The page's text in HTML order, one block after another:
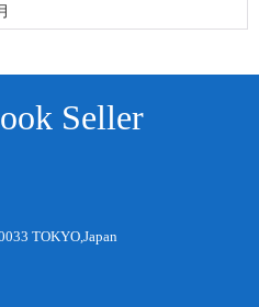
Seller
TOKYO,Japan